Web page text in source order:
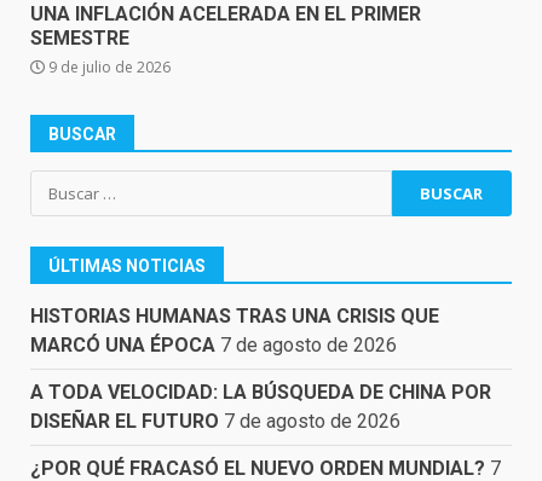
UNA INFLACIÓN ACELERADA EN EL PRIMER
SEMESTRE
9 de julio de 2026
BUSCAR
Buscar:
ÚLTIMAS NOTICIAS
HISTORIAS HUMANAS TRAS UNA CRISIS QUE
MARCÓ UNA ÉPOCA 7 de agosto de 2026
A TODA VELOCIDAD: LA BÚSQUEDA DE CHINA POR
DISEÑAR EL FUTURO 7 de agosto de 2026
¿POR QUÉ FRACASÓ EL NUEVO ORDEN MUNDIAL? 7